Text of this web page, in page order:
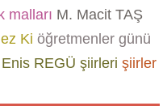
malları M. Macit TAŞ
Ki öğretmenler günü
REGÜ şiirleri şiirler